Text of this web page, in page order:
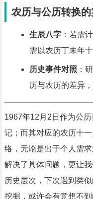
农历与公历转换的
生辰八字：若需
需以农历丁未年
历史事件对照 ：
历与农历的差异
1967年12月2日作为公
记；而其对应的农历十
络，无论是出于个人需
解决了具体问题，更让
历史层次，下次遇到类
挖掘，或许会有意想不到